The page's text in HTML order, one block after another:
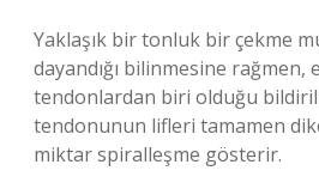
Yaklaşık bir tonluk bir çekme
dayandığı bilinmesine rağmen,
tendonlardan biri olduğu
tendonunun lifleri tamamen
miktar spiralleşme gösterir.